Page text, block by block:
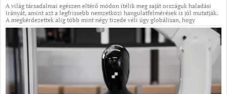
A világ társadalmai egészen eltérő módon ítélik meg saját országuk haladási
irányát, amint azt a legfrissebb nemzetközi hangulatfelmérések is jól mutatják.
A megkérdezettek alig több mint négy tizede véli úgy globálisan, hogy